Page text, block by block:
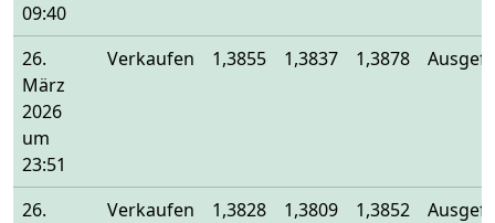
09:40
26.
März
2026
um
23:51
Verkaufen 1,3855 1,3837 1,3878
26.
Verkaufen 1,3828 1,3809 1,3852